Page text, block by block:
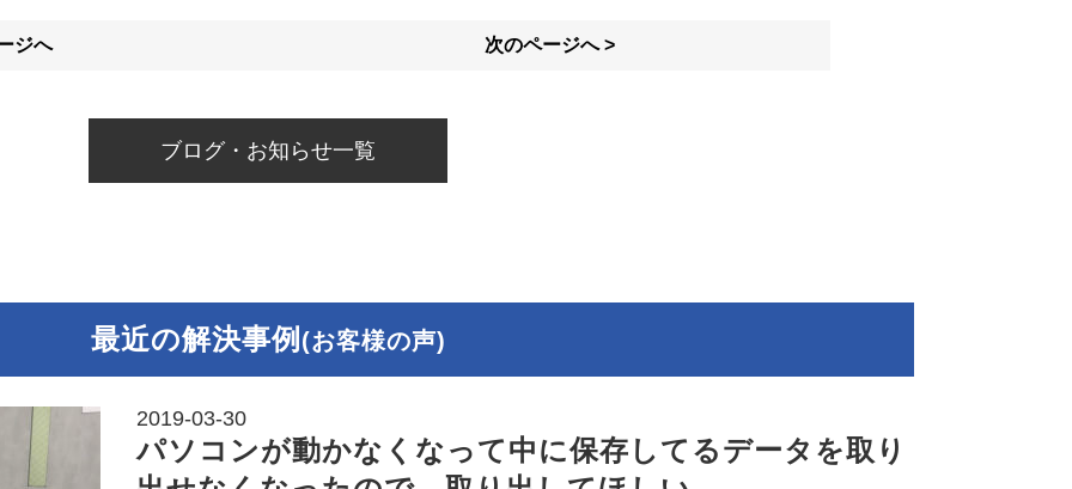
ジへ 次のページへ >
ブログ・お知らせ一覧
最近の解決事例 (お客様の声)
2019-03-30
パソコンが動かなくなって中に保存してるデータを取り